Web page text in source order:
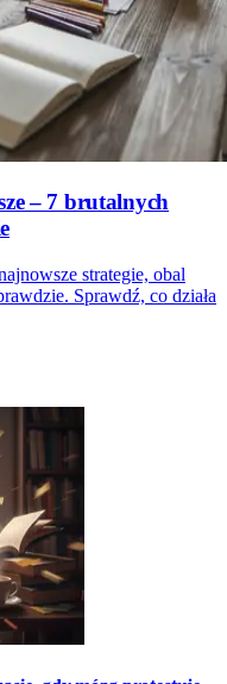
– 7 brutalnych
strategie, obal
Sprawdź, co działa